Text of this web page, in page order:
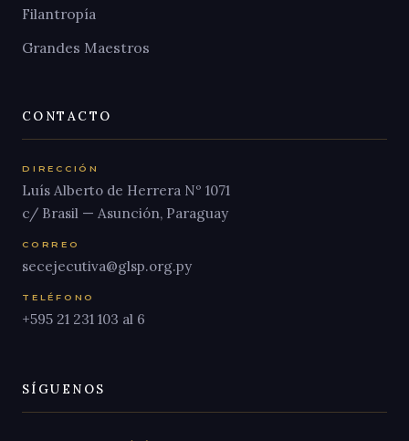
Filantropía
Grandes Maestros
CONTACTO
DIRECCIÓN
Luís Alberto de Herrera Nº 1071
c/ Brasil — Asunción, Paraguay
CORREO
secejecutiva@glsp.org.py
TELÉFONO
+595 21 231 103 al 6
SÍGUENOS